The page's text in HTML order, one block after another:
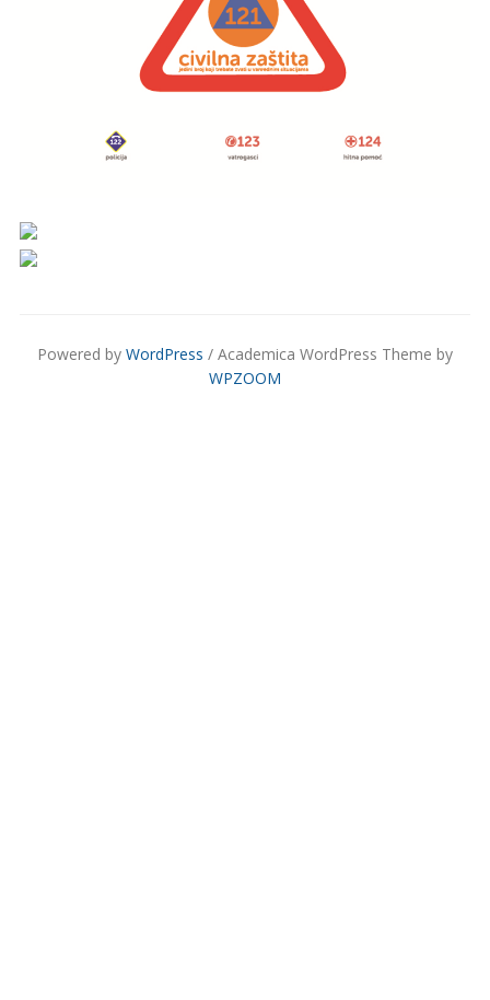
Powered by WordPress / Academica WordPress Theme by
WPZOOM